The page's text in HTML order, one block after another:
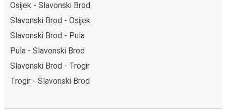
Osijek - Slavonski Brod
Slavonski Brod - Osijek
Slavonski Brod - Pula
Pula - Slavonski Brod
Slavonski Brod - Trogir
Trogir - Slavonski Brod